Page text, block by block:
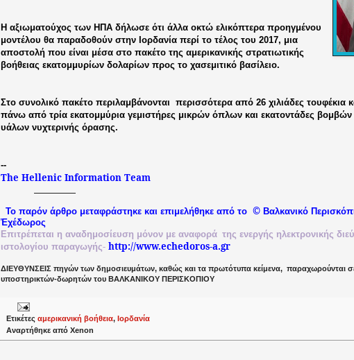
Η αξιωματούχος των ΗΠΑ δήλωσε ότι άλλα οκτώ ελικόπτερα προηγμένου
μοντέλου θα παραδοθούν στην Ιορδανία περί το τέλος του 2017, μια
αποστολή που είναι μέσα στο πακέτο της αμερικανικής στρατιωτικής
βοήθειας εκατομμυρίων δολαρίων προς το χασεμιτικό βασίλειο.
Στο συνολικό πακέτο περιλαμβάνονται περισσότερα από 26 χιλιάδες τουφέκια
πάνω από τρία εκατομμύρια γεμιστήρες μικρών όπλων και εκατοντάδες βομβών
υάλων νυχτερινής όρασης.
--
The Hellenic Information Team
Το παρόν άρθρο μεταφράστηκε και επιμελήθηκε από το © Βαλκανικό
Ἐχέδωρος
Επιτρέπεται η αναδημοσίευση μόνον με αναφορά της ενεργής ηλεκτρονικής
ιστολογίου παραγωγής- http://www.echedoros-a.gr
ΔΙΕΥΘΥΝΣΕΙΣ πηγών των δημοσιευμάτων, καθώς και τα πρωτότυπα κείμενα, παραχωρούνται
υποστηρικτών-δωρητών του ΒΑΛΚΑΝΙΚΟΥ ΠΕΡΙΣΚΟΠΙΟΥ
Ετικέτες αμερικανική βοήθεια, Ιορδανία
Αναρτήθηκε από Xenon